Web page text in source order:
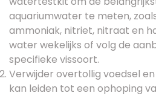
aquariumwater te meten,
ammoniak, nitriet, nitraat en
water wekelijks of volg de
specifieke vissoort.
Verwijder overtollig voedsel
kan leiden tot een ophoping